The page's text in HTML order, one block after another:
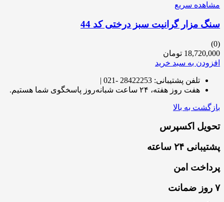
مشاهده سریع
سنگ مزار گرانیت سبز درختی کد 44
(0)
18,720,000 تومان
افزودن به سبد خرید
تلفن پشتیبانی: 28422253 -021 |
هفت روز هفته، ۲۴ ساعت شبانه‌روز پاسخگوی شما هستیم.
بازگشت به بالا
تحویل اکسپرس
پشتیبانی ۲۴ ساعته
پرداخت امن
۷ روز ضمانت